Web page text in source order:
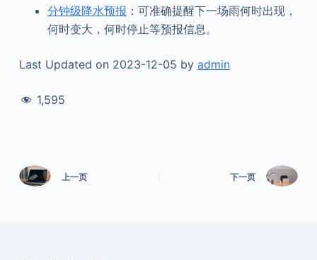
分钟级降水预报 ：可准确提醒下一场雨何时出现，
何时变大，何时停止等预报信息。
Last Updated on 2023-12-05 by admin
1,595
上一页 下一页